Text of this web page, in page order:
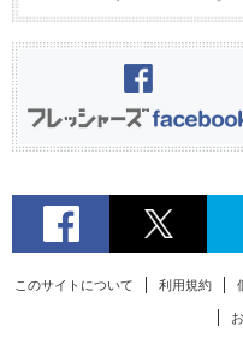
このサイトについて 利用規約